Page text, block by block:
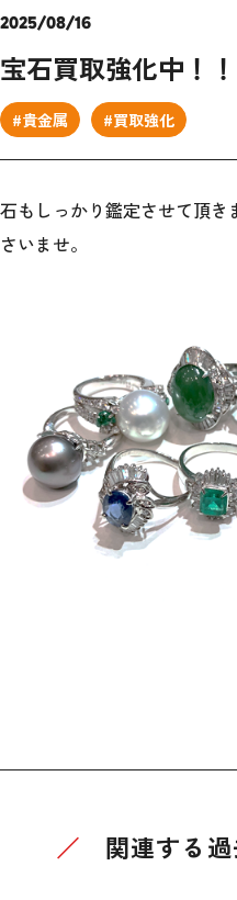
2025/08/16
宝石買取強化中！！
#貴金属 #買取強化
石もしっかり鑑定させて頂
さいませ。
関連する